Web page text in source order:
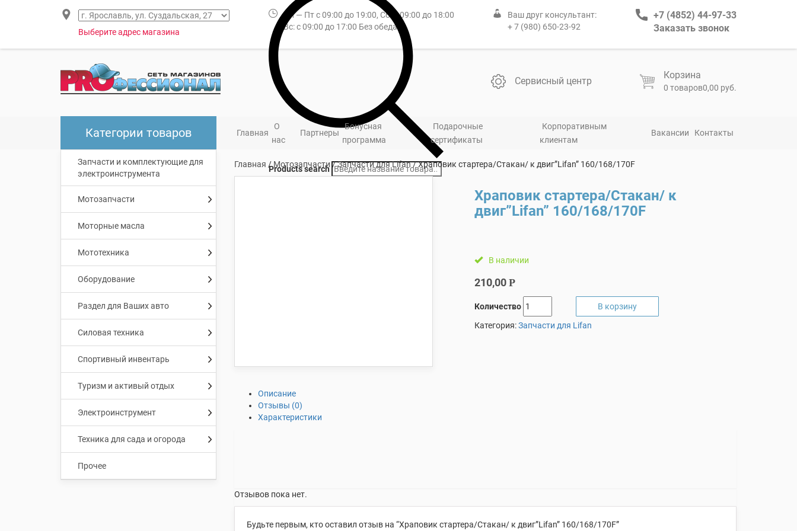
Выберите адрес магазина
Пн — Пт с 09:00 до 19:00, Сб: с 09:00 до 18:00
Вс: с 09:00 до 17:00 Без обеда
Ваш друг консультант:
+ 7 (980) 650-23-92
+7 (4852) 44-97-33
Заказать звонок
Products search
Сервисный центр
Корзина
0 товаров0,00 руб.
Главная
О
нас
Партнеры
Бонусная
программа
Подарочные
сертификаты
Корпоративным
клиентам
Вакансии Контакты
Категории товаров
Запчасти и комплектующие для
электроинструмента
Мотозапчасти
Моторные масла
Мототехника
Оборудование
Раздел для Ваших авто
Силовая техника
Спортивный инвентарь
Туризм и активый отдых
Электроинструмент
Техника для сада и огорода
Прочее
Главная /Мотозапчасти/Запчасти для Lifan/ Храповик стартера/Стакан/ к двиг”Lifan” 160/168/170F
Храповик стартера/Стакан/ к
двиг”Lifan” 160/168/170F
В наличии
210,00Р
Количество
В корзину
Категория:Запчасти для Lifan
Описание
Отзывы (0)
Характеристики
Отзывов пока нет.
Будьте первым, кто оставил отзыв на “Храповик стартера/Стакан/ к двиг”Lifan” 160/168/170F”